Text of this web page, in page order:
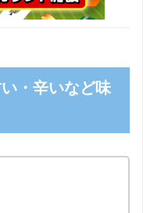
・辛いなど味